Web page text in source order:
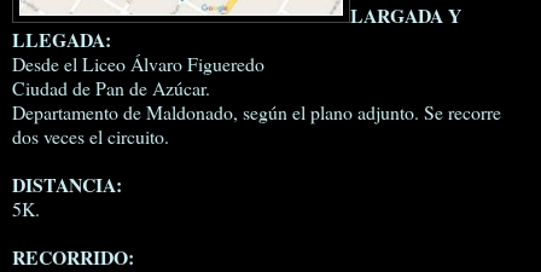
LARGADA Y
LLEGADA:
Desde el Liceo Álvaro Figueredo
Ciudad de Pan de Azúcar.
Departamento de Maldonado, según el plano adjunto. Se recorre
dos veces el circuito.
DISTANCIA:
5K.
RECORRIDO: